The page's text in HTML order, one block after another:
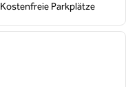
Kostenfreie Parkplätze